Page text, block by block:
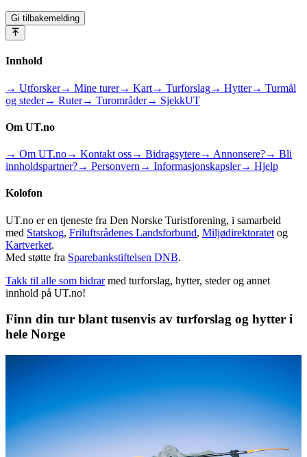
Gi tilbakemelding
Innhold
→ Utforsker→ Mine turer→ Kart→ Turforslag→ Hytter→ Turmål
og steder→ Ruter→ Turområder→ SjekkUT
Om UT.no
→ Om UT.no→ Kontakt oss→ Bidragsytere→ Annonsere?→ Bli
innholdspartner?→ Personvern → Informasjonskapsler→ Hjelp
Kolofon
UT.no er en tjeneste fra Den Norske Turistforening, i samarbeid
med Statskog, Friluftsrådenes Landsforbund, Miljødirektoratet og
Kartverket.
Med støtte fra Sparebankstiftelsen DNB.
Takk til alle som bidrar med turforslag, hytter, steder og annet
innhold på UT.no!
Finn din tur blant tusenvis av turforslag og hytter i
hele Norge